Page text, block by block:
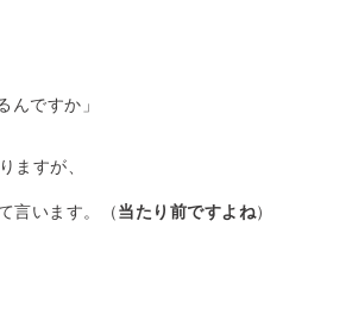
んですか 」
ますが、
言います。（当たり前ですよね）